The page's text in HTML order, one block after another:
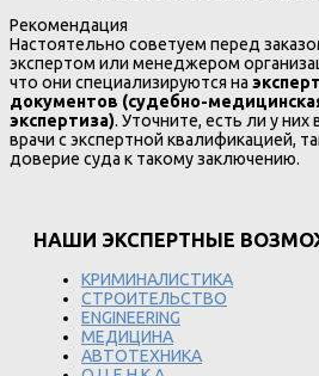
Рекомендация
Настоятельно советуем перед
экспертом или менеджером
что они специализируются на
документов (судебно-
экспертиза). Уточните, есть ли у
врачи с экспертной квалификацией,
доверие суда к такому заключению.
НАШИ ЭКСПЕРТНЫЕ
КРИМИНАЛИСТИКА
СТРОИТЕЛЬСТВО
ENGINEERING
МЕДИЦИНА
АВТОТЕХНИКА